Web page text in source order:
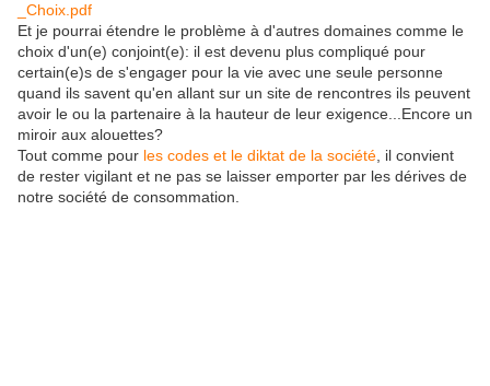
_Choix.pdf
Et je pourrai étendre le problème à d'autres domaines comme le
choix d'un(e) conjoint(e): il est devenu plus compliqué pour
certain(e)s de s'engager pour la vie avec une seule personne
quand ils savent qu'en allant sur un site de rencontres ils peuvent
avoir le ou la partenaire à la hauteur de leur exigence...Encore un
miroir aux alouettes?
Tout comme pour les codes et le diktat de la société , il convient
de rester vigilant et ne pas se laisser emporter par les dérives de
notre société de consommation.